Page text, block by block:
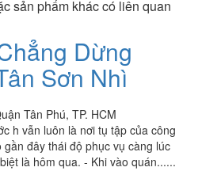
sản phẩm khác có liên quan
Dừng
Sơn Nhì
Tân Phú, TP. HCM
h vẫn luôn là nơi tụ tập của công
đây thái độ phục vụ càng lúc
là hôm qua. - Khi vào quán......